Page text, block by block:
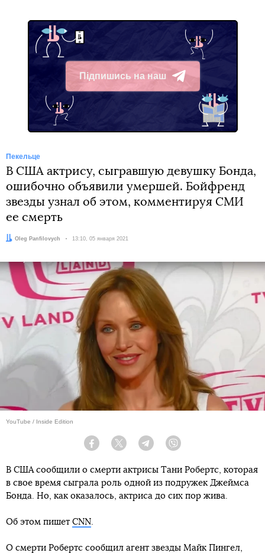
Підпишись на наш
Telegram
Пекельце
В США актрису, сыгравшую девушку Бонда,
ошибочно объявили умершей. Бойфренд
звезды узнал об этом, комментируя СМИ
ее смерть
Автор:
Oleg Panfilovych Дата:
13:10, 05 января 2021
YouTube / Inside Edition
Facebook Twitter Telegram
В США сообщили о смерти актрисы Тани Робертс, которая
в свое время сыграла роль одной из подружек Джеймса
Бонда. Но, как оказалось, актриса до сих пор жива.
Об этом пишет CNN
О смерти Робертс сообщил агент звезды Майк Пингел,